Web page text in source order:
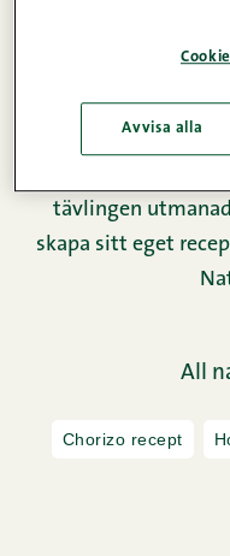
Näringsinnehåll
Detta recept från
tävlingen
skapa sitt eget
All
Chorizo recept
Avvisa alla